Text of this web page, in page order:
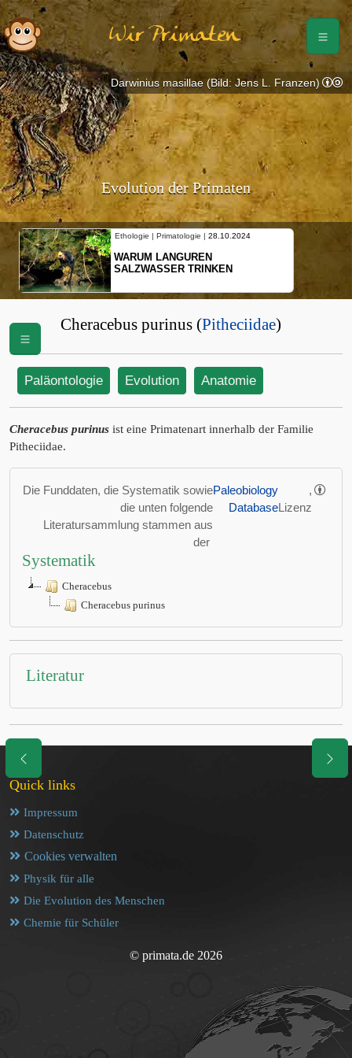
Wir Primaten
Evolution der Primaten
Ethologie | Primatologie | 28.10.2024
WARUM LANGUREN
SALZWASSER TRINKEN
Darwinius masillae (Bild: Jens L. Franzen)
Cheracebus purinus (Pitheciidae)
Paläontologie Evolution Anatomie
Cheracebus purinus ist eine Primatenart innerhalb der Familie
Pitheciidae.
Die Funddaten, die Systematik sowie
die unten folgende
Literatursammlung stammen aus
der
Paleobiology
Database
,
Lizenz
Systematik
Cheracebus
Cheracebus purinus
Literatur
Quick links
Impressum
Datenschutz
Cookies verwalten
Physik für alle
Die Evolution des Menschen
Chemie für Schüler
© primata.de 2026